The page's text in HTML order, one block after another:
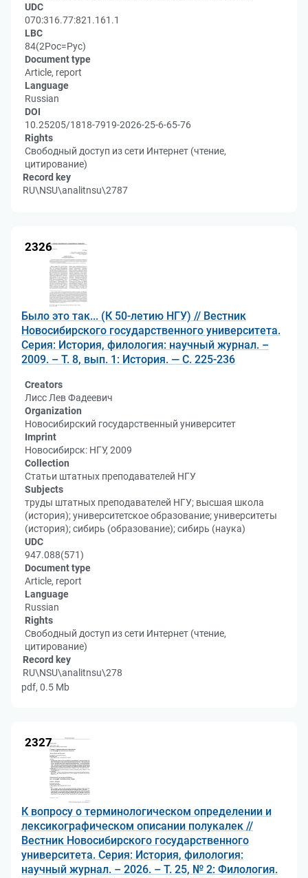
UDC
070:316.77:821.161.1
LBC
84(2Рос=Рус)
Document type
Article, report
Language
Russian
DOI
10.25205/1818-7919-2026-25-6-65-76
Rights
Свободный доступ из сети Интернет (чтение,
цитирование)
Record key
RU\NSU\analitnsu\2787
2326
Было это так... (К 50-летию НГУ) // Вестник
Новосибирского государственного университета.
Серия: История, филология: научный журнал. –
2009. – Т. 8, вып. 1: История. — С. 225-236
Creators
Лисс Лев Фадеевич
Organization
Новосибирский государственный университет
Imprint
Новосибирск: НГУ, 2009
Collection
Статьи штатных преподавателей НГУ
Subjects
труды штатных преподавателей НГУ; высшая школа
(история); университетское образование; университеты
(история); сибирь (образование); сибирь (наука)
UDC
947.088(571)
Document type
Article, report
Language
Russian
Rights
Свободный доступ из сети Интернет (чтение,
цитирование)
Record key
RU\NSU\analitnsu\278
pdf, 0.5 Mb
2327
К вопросу о терминологическом определении и
лексикографическом описании полукалек //
Вестник Новосибирского государственного
университета. Серия: История, филология:
научный журнал. – 2026. – Т. 25, № 2: Филология.